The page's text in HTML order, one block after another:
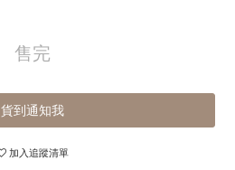
售完
貨到通知我
加入追蹤清單